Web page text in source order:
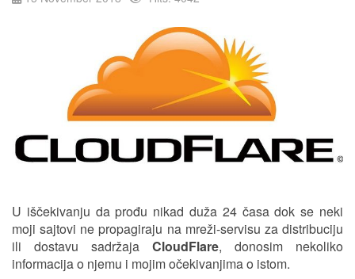
U iščekivanju da prođu nikad duža 24 časa dok se neki
moji sajtovi ne propagiraju na mreži-servisu za distribuciju
ili dostavu sadržaja CloudFlare, donosim nekoliko
informacija o njemu i mojim očekivanjima o istom.